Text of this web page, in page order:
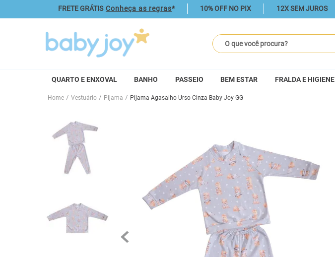
FRETE GRÁTIS Conheça as regras* 10% OFF NO PIX 12X SEM JUROS
O que você procura?
QUARTO E ENXOVAL BANHO PASSEIO BEM ESTAR FRALDA E HIGIENE
Vestuário Pijama Pijama Agasalho Urso Cinza Baby Joy GG